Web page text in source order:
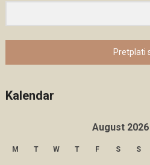
Pretplati
Kalendar
August 2026
M T W T F S S